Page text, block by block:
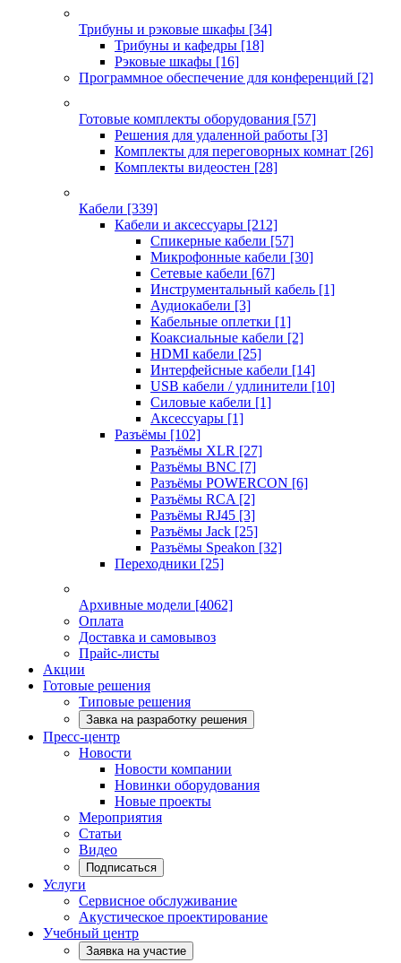
Трибуны и рэковые шкафы [34]
Трибуны и кафедры [18]
Рэковые шкафы [16]
Программное обеспечение для конференций [2]
Готовые комплекты оборудования [57]
Решения для удаленной работы [3]
Комплекты для переговорных комнат [26]
Комплекты видеостен [28]
Кабели [339]
Кабели и аксессуары [212]
Спикерные кабели [57]
Микрофонные кабели [30]
Сетевые кабели [67]
Инструментальный кабель [1]
Аудиокабели [3]
Кабельные оплетки [1]
Коаксиальные кабели [2]
HDMI кабели [25]
Интерфейсные кабели [14]
USB кабели / удлинители [10]
Силовые кабели [1]
Аксессуары [1]
Разъёмы [102]
Разъёмы XLR [27]
Разъёмы BNC [7]
Разъёмы POWERCON [6]
Разъёмы RCA [2]
Разъёмы RJ45 [3]
Разъёмы Jack [25]
Разъёмы Speakon [32]
Переходники [25]
Архивные модели [4062]
Оплата
Доставка и самовывоз
Прайс-листы
Акции
Готовые решения
Типовые решения
Завка на разработку решения
Пресс-центр
Новости
Новости компании
Новинки оборудования
Новые проекты
Мероприятия
Статьи
Видео
Подписаться
Услуги
Сервисное обслуживание
Акустическое проектирование
Учебный центр
Заявка на участие